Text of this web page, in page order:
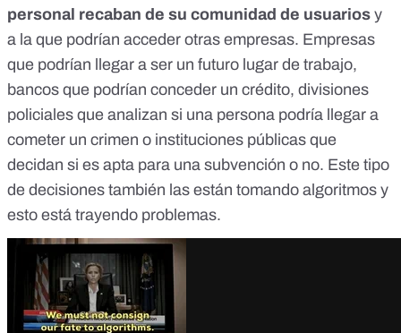
personal recaban de su comunidad de usuarios y
a la que podrían acceder otras empresas. Empresas
que podrían llegar a ser un futuro lugar de trabajo,
bancos que podrían conceder un crédito, divisiones
policiales que analizan si una persona podría llegar a
cometer un crimen o instituciones públicas que
decidan si es apta para una subvención o no. Este tipo
de decisiones también las están tomando algoritmos y
esto está trayendo problemas.